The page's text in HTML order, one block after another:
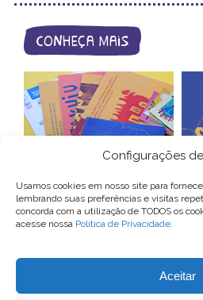
Configurações
Usamos cookies em nosso site para
lembrando suas preferências e visitas
concorda com a utilização de TODOS os
acesse nossa Política de Privacidade.
Aceitar
conheça mais
catálogo de
produtos
ou nos procurar no Instagram